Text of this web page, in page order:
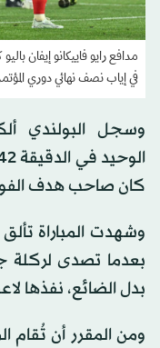
مدافع رايو فاييكانو إيفان
في إياب نصف نهائي دوري
وسجل البولندي
كان صاحب هدف
وشهدت المباراة تألق
بعدما تصدى لركلة
بدل الضائع، نفذها
ومن المقرر أن تُقام